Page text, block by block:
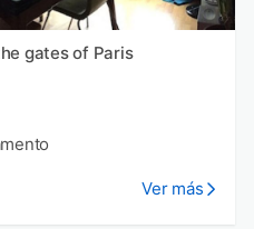
gates of Paris
Ver más